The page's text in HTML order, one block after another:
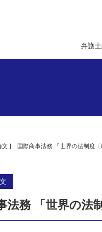
弁護
文 ] 国際商事法務 「世界の法制度
務 「世界の法